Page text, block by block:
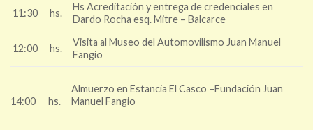
11:30 hs.
Hs Acreditación y entrega de credenciales en
Dardo Rocha esq. Mitre – Balcarce
12:00 hs.
Visita al Museo del Automovilismo Juan Manuel
Fangio
14:00 hs.
Almuerzo en Estancia El Casco –Fundación Juan
Manuel Fangio